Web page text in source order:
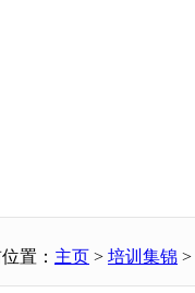
置： 主页 > 培训集锦 >